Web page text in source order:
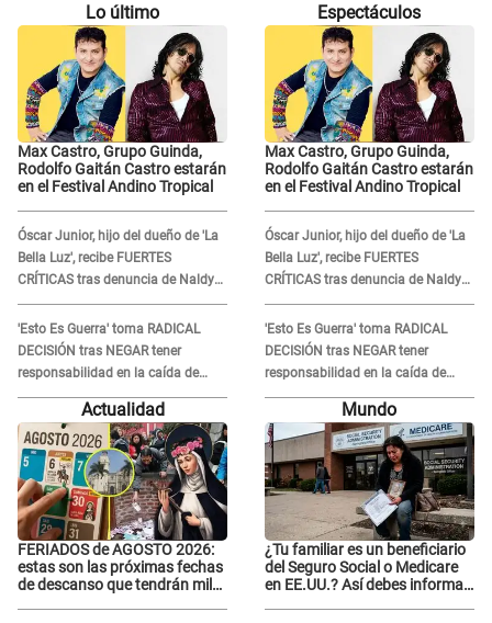
Lo último
Max Castro, Grupo Guinda,
Rodolfo Gaitán Castro estarán
en el Festival Andino Tropical
Óscar Junior, hijo del dueño de 'La
Bella Luz', recibe FUERTES
CRÍTICAS tras denuncia de Naldy
Saldaña contra su tío: "Cómplice"
'Esto Es Guerra' toma RADICAL
DECISIÓN tras NEGAR tener
responsabilidad en la caída de
Kevin Díaz desde 8 metros de
Espectáculos
Max Castro, Grupo Guinda,
Rodolfo Gaitán Castro estarán
en el Festival Andino Tropical
Óscar Junior, hijo del dueño de 'La
Bella Luz', recibe FUERTES
CRÍTICAS tras denuncia de Naldy
Saldaña contra su tío: "Cómplice"
'Esto Es Guerra' toma RADICAL
DECISIÓN tras NEGAR tener
responsabilidad en la caída de
Kevin Díaz desde 8 metros de
Actualidad
FERIADOS de AGOSTO 2026:
estas son las próximas fechas
de descanso que tendrán miles
Mundo
¿Tu familiar es un beneficiario
del Seguro Social o Medicare
en EE.UU.? Así debes informar